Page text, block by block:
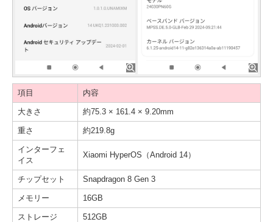
項目 内容
大きさ 約75.3 × 161.4 × 9.20mm
重さ 約219.8g
インターフェ
イス
Xiaomi HyperOS（Android 14）
チップセット Snapdragon 8 Gen 3
メモリー 16GB
ストレージ 512GB